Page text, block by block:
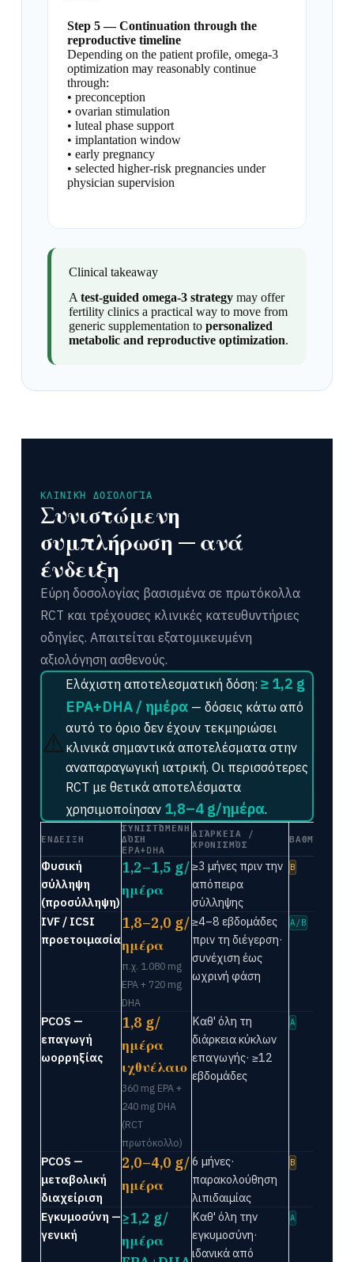
Step 5 — Continuation through the
reproductive timeline
Depending on the patient profile, omega-3
optimization may reasonably continue
through:
• preconception
• ovarian stimulation
• luteal phase support
• implantation window
• early pregnancy
• selected higher-risk pregnancies under
physician supervision
Clinical takeaway
Atest-guided omega-3 strategymay offer
fertility clinics a practical way to move from
generic supplementation to personalized
metabolic and reproductive optimization.
ΚΛΙΝΙΚΉ ΔΟΣΟΛΟΓΊΑ
Συνιστώμενη
συμπλήρωση — ανά
ένδειξη
Εύρη δοσολογίας βασισμένα σε πρωτόκολλα
RCT και τρέχουσες κλινικές κατευθυντήριες
οδηγίες. Απαιτείται εξατομικευμένη
αξιολόγηση ασθενούς.
⚠️
Ελάχιστη αποτελεσματική δόση: ≥ 1,2 g
EPA+DHA / ημέρα— δόσεις κάτω από
αυτό το όριο δεν έχουν τεκμηριώσει
κλινικά σημαντικά αποτελέσματα στην
αναπαραγωγική ιατρική. Οι περισσότερες
RCT με θετικά αποτελέσματα
χρησιμοποίησαν 1,8–4 g/ημέρα.
ΈΝΔΕΙΞΗ
ΣΥΝΙΣΤΏΜΕΝΗ
ΔΌΣΗ
EPA+DHA
ΔΙΆΡΚΕΙΑ /
ΧΡΟΝΙΣΜΌΣ
ΒΑΘΜΌΣ
Φυσική
σύλληψη
(προσύλληψη)
1,2–1,5 g/
ημέρα
≥3 μήνες πριν την
απόπειρα
σύλληψης
B
IVF / ICSI
προετοιμασία
1,8–2,0 g/
ημέρα
π.χ. 1.080 mg
EPA + 720 mg
DHA
≥4–8 εβδομάδες
πριν τη διέγερση·
συνέχιση έως
ωχρινή φάση
A/B
PCOS —
επαγωγή
ωορρηξίας
1,8 g/
ημέρα
ιχθυέλαιο
360 mg EPA +
240 mg DHA
(RCT
πρωτόκολλο)
Καθ' όλη τη
διάρκεια κύκλων
επαγωγής· ≥12
εβδομάδες
A
PCOS —
μεταβολική
διαχείριση
2,0–4,0 g/
ημέρα
6 μήνες·
παρακολούθηση
λιπιδαιμίας
B
Εγκυμοσύνη —
γενική
≥1,2 g/
ημέρα
Καθ' όλη την
εγκυμοσύνη·
ιδανικά από
A